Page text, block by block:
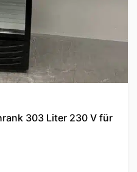
303 Liter 230 V für